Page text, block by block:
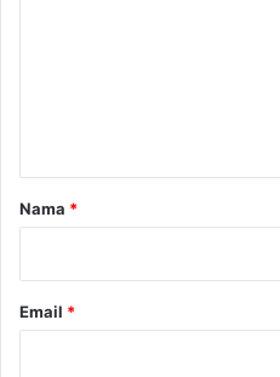
r
Nama *
Email *